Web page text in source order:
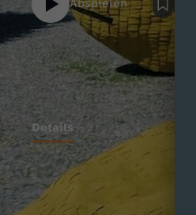
Abspielen
Details